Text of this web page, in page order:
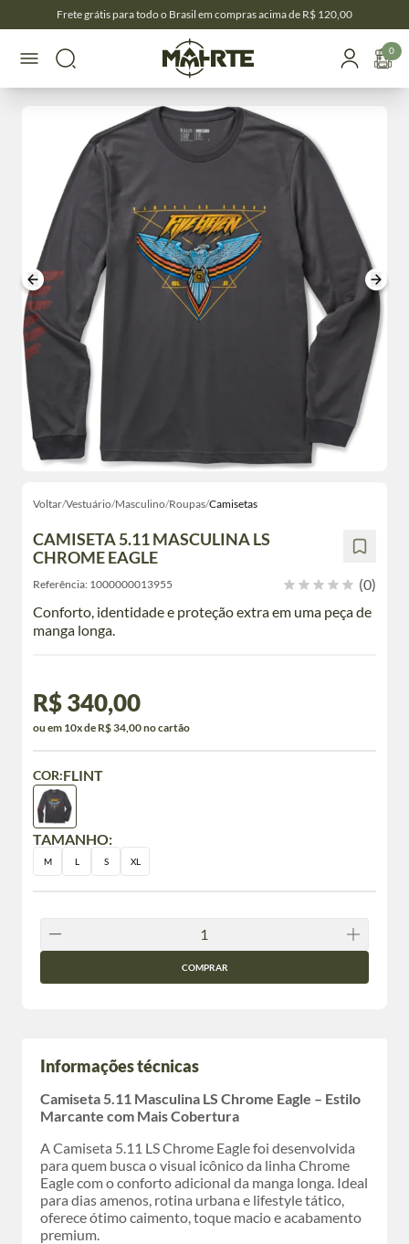
Frete grátis para todo o Brasil em compras acima de R$ 120,00
0
Voltar/Vestuário/Masculino/Roupas/Camisetas
CAMISETA 5.11 MASCULINA LS
CHROME EAGLE
Referência: 1000000013955
(0)
Conforto, identidade e proteção extra em uma peça de
manga longa.
R$ 340,00
ou em 10x de R$ 34,00 no cartão
TAMANHO:
M L S XL
COR:FLINT
COMPRAR
Informações técnicas
Camiseta 5.11 Masculina LS Chrome Eagle – Estilo
Marcante com Mais Cobertura
A Camiseta 5.11 LS Chrome Eagle foi desenvolvida
para quem busca o visual icônico da linha Chrome
Eagle com o conforto adicional da manga longa. Ideal
para dias amenos, rotina urbana e lifestyle tático,
oferece ótimo caimento, toque macio e acabamento
premium.